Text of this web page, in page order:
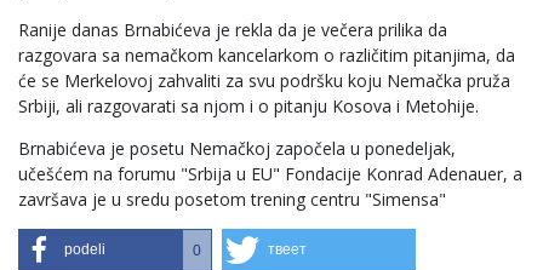
Ranije danas Brnabićeva je rekla da je večera prilika da
razgovara sa nemačkom kancelarkom o različitim pitanjima, da
će se Merkelovoj zahvaliti za svu podršku koju Nemačka pruža
Srbiji, ali razgovarati sa njom i o pitanju Kosova i Metohije.
Brnabićeva je posetu Nemačkoj započela u ponedeljak,
učešćem na forumu "Srbija u EU" Fondacije Konrad Adenauer, a
završava je u sredu posetom trening centru "Simensa"
podeli 0 твеет